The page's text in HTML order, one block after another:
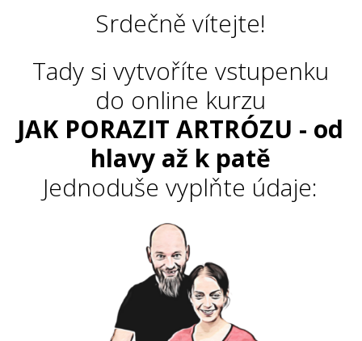
Srdečně vítejte!
Tady si vytvoříte vstupenku
do online kurzu
JAK PORAZIT ARTRÓZU - od
hlavy až k patě
Jednoduše vyplňte údaje: